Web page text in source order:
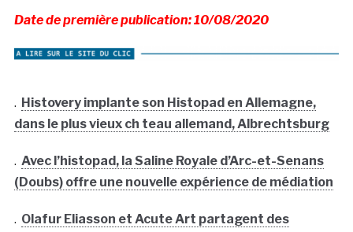
Date de première publication: 10/08/2020
. Histovery implante son Histopad en Allemagne,
dans le plus vieux ch teau allemand, Albrechtsburg
. Avec l’histopad, la Saline Royale d’Arc-et-Senans
(Doubs) offre une nouvelle expérience de médiation
. Olafur Eliasson et Acute Art partagent des